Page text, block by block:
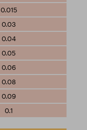
0.015
0.03
0.04
0.05
0.06
0.08
0.09
0.1